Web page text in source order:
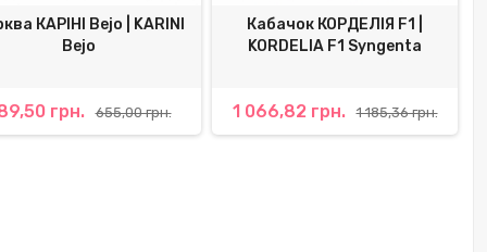
КАРІНІ Bejo | KARINI
Bejo
грн. 655,00 грн.
Кабачок КОРДЕЛІЯ F1 |
KORDELIA F1 Syngenta
1 066,82 грн. 1 185,36 грн.